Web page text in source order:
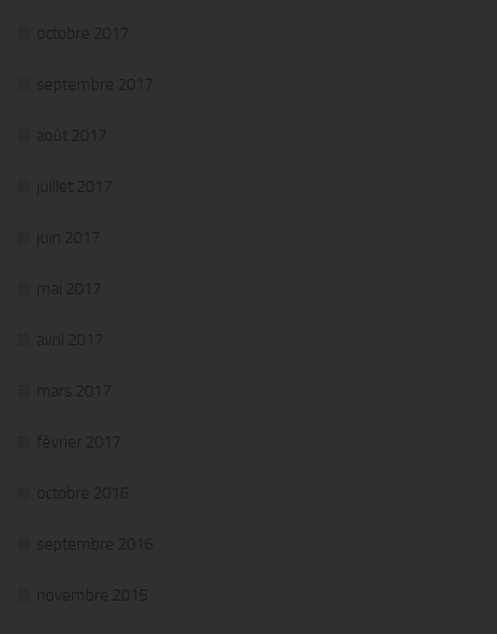
octobre 2017
septembre 2017
août 2017
juillet 2017
juin 2017
mai 2017
avril 2017
mars 2017
février 2017
octobre 2016
septembre 2016
novembre 2015